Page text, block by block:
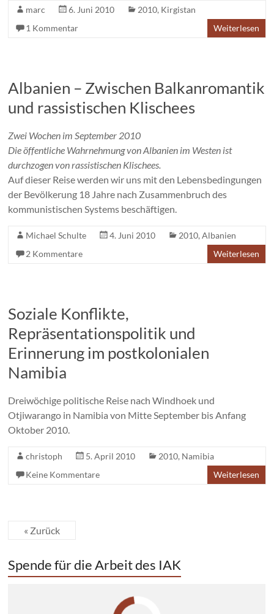
marc 6. Juni 2010 2010, Kirgistan
1 Kommentar
Weiterlesen
Albanien – Zwischen Balkanromantik
und rassistischen Klischees
Zwei Wochen im September 2010
Die öffentliche Wahrnehmung von Albanien im Westen ist
durchzogen von rassistischen Klischees.
Auf dieser Reise werden wir uns mit den Lebensbedingungen
der Bevölkerung 18 Jahre nach Zusammenbruch des
kommunistischen Systems beschäftigen.
Michael Schulte 4. Juni 2010 2010,Albanien
2 Kommentare
Weiterlesen
Soziale Konflikte,
Repräsentationspolitik und
Erinnerung im postkolonialen
Namibia
Dreiwöchige politische Reise nach Windhoek und
Otjiwarango in Namibia von Mitte September bis Anfang
Oktober 2010.
christoph 5. April 2010 2010, Namibia
Keine Kommentare
Weiterlesen
« Zurück
Spende für die Arbeit des IAK